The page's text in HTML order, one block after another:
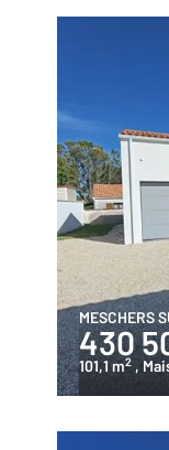
MESCHERS
430
101,1 m2 ,